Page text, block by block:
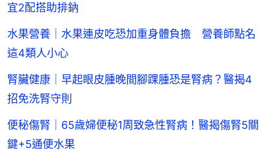
宜2配搭助排鈉
水果營養｜水果連皮吃恐加重身體負擔 營養師點名
這4類人小心
腎臟健康｜早起眼皮腫晚間腳踝腫恐是腎病？醫揭4
招免洗腎守則
便秘傷腎｜65歲婦便秘1周致急性腎病！醫揭傷腎5關
鍵+5通便水果